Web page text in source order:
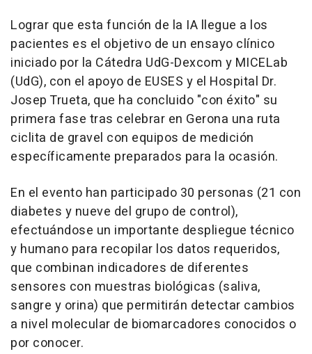
Lograr que esta función de la IA llegue a los
pacientes es el objetivo de un ensayo clínico
iniciado por la Cátedra UdG-Dexcom y MICELab
(UdG), con el apoyo de EUSES y el Hospital Dr.
Josep Trueta, que ha concluido "con éxito" su
primera fase tras celebrar en Gerona una ruta
ciclita de gravel con equipos de medición
específicamente preparados para la ocasión.
En el evento han participado 30 personas (21 con
diabetes y nueve del grupo de control),
efectuándose un importante despliegue técnico
y humano para recopilar los datos requeridos,
que combinan indicadores de diferentes
sensores con muestras biológicas (saliva,
sangre y orina) que permitirán detectar cambios
a nivel molecular de biomarcadores conocidos o
por conocer.